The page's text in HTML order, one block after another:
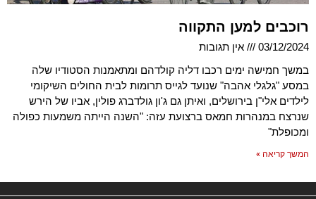
רוכבים למען התקווה
03/12/2024
אין תגובות
במשך חמישה ימים רכבו דליה קולדהם ומתאמנות הסטודיו שלה
במסע "גלגלי אהבה" שנועד לגייס תרומות לבית החולים השיקומי
לילדים אלי"ן בירושלים, ואיתן גם ג'ון גולדברג פולין, אביו של הירש
שנרצח במנהרות חמאס ברצועת עזה: "השנה הייתה משמעות כפולה
ומכופלת"
המשך קריאה »